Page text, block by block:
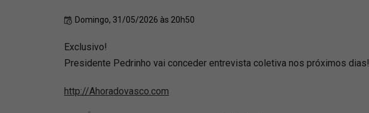
Domingo, 31/05/2026 às 20h50
Exclusivo!
Presidente Pedrinho vai conceder entrevista coletiva nos próximos dias!
http://Ahoradovasco.com